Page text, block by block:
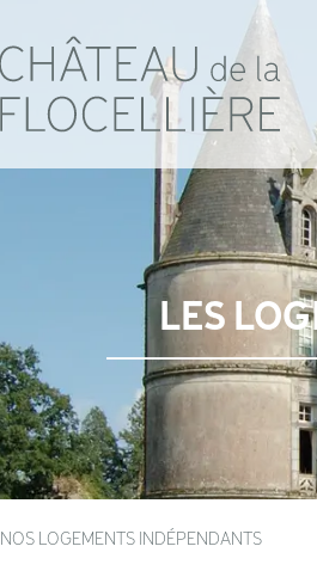
LES
NOS LOGEMENTS INDÉPENDANTS